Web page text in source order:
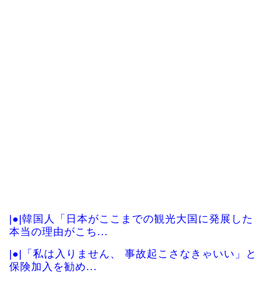
|●|韓国人「日本がここまでの観光大国に発展した
本当の理由がこち...
|●|「私は入りません、 事故起こさなきゃいい」と
保険加入を勧め...